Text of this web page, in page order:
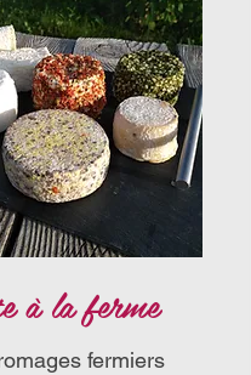
à la ferme
fermiers